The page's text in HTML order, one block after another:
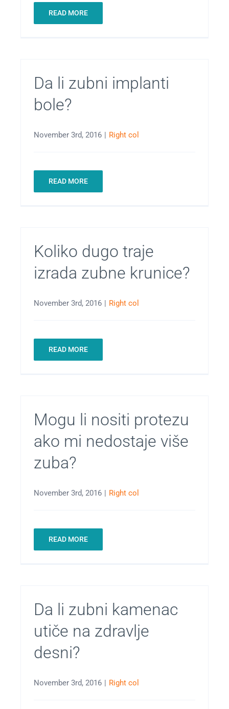
READ MORE
Da li zubni implanti
bole?
November 3rd, 2016 | Right col
READ MORE
Koliko dugo traje
izrada zubne krunice?
November 3rd, 2016 | Right col
READ MORE
Mogu li nositi protezu
ako mi nedostaje više
zuba?
November 3rd, 2016 | Right col
READ MORE
Da li zubni kamenac
utiče na zdravlje
desni?
November 3rd, 2016 | Right col